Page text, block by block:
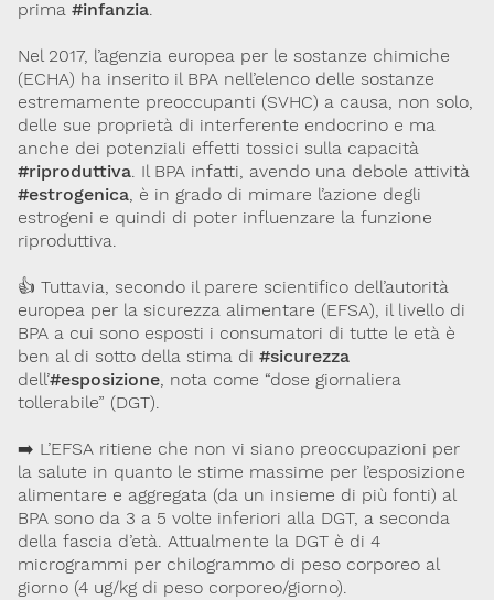
prima #infanzia.
Nel 2017, l’agenzia europea per le sostanze chimiche
(ECHA) ha inserito il BPA nell’elenco delle sostanze
estremamente preoccupanti (SVHC) a causa, non solo,
delle sue proprietà di interferente endocrino e ma
anche dei potenziali effetti tossici sulla capacità
#riproduttiva. Il BPA infatti, avendo una debole attività
#estrogenica, è in grado di mimare l’azione degli
estrogeni e quindi di poter influenzare la funzione
riproduttiva.
👍 Tuttavia, secondo il parere scientifico dell’autorità
europea per la sicurezza alimentare (EFSA), il livello di
BPA a cui sono esposti i consumatori di tutte le età è
ben al di sotto della stima di #sicurezza
dell’#esposizione, nota come “dose giornaliera
tollerabile” (DGT).
➡️ L’EFSA ritiene che non vi siano preoccupazioni per
la salute in quanto le stime massime per l’esposizione
alimentare e aggregata (da un insieme di più fonti) al
BPA sono da 3 a 5 volte inferiori alla DGT, a seconda
della fascia d’età. Attualmente la DGT è di 4
microgrammi per chilogrammo di peso corporeo al
giorno (4 ug/kg di peso corporeo/giorno).